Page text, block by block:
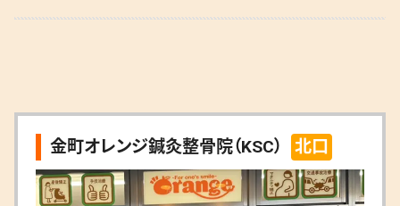
金町オレンジ鍼灸整骨院（KSC） 北口